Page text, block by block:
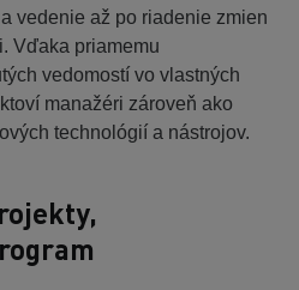
vedenie až po riadenie zmien
Vďaka priamemu
vedomostí vo vlastných
manažéri zároveň ako
technológií a nástrojov.